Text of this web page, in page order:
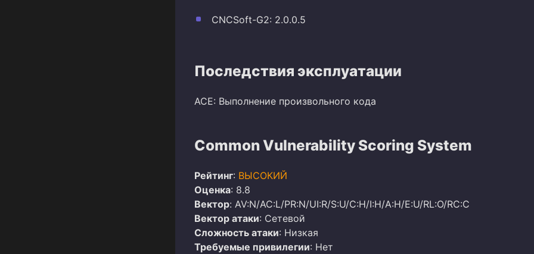
CNCSoft-G2: 2.0.0.5
Последствия эксплуатации
ACE: Выполнение произвольного кода
Common Vulnerability Scoring System
Рейтинг: ВЫСОКИЙ
Оценка: 8.8
Вектор: AV:N/AC:L/PR:N/UI:R/S:U/C:H/I:H/A:H/E:U/RL:O/RC:C
Вектор атаки: Сетевой
Сложность атаки: Низкая
Требуемые привилегии: Нет